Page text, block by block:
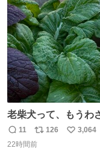
老柴犬って、もうわ
はまりにいくじゃな
い主の間にはまって
返
信
11
リ
ポ
126
い
3,064
22時間前